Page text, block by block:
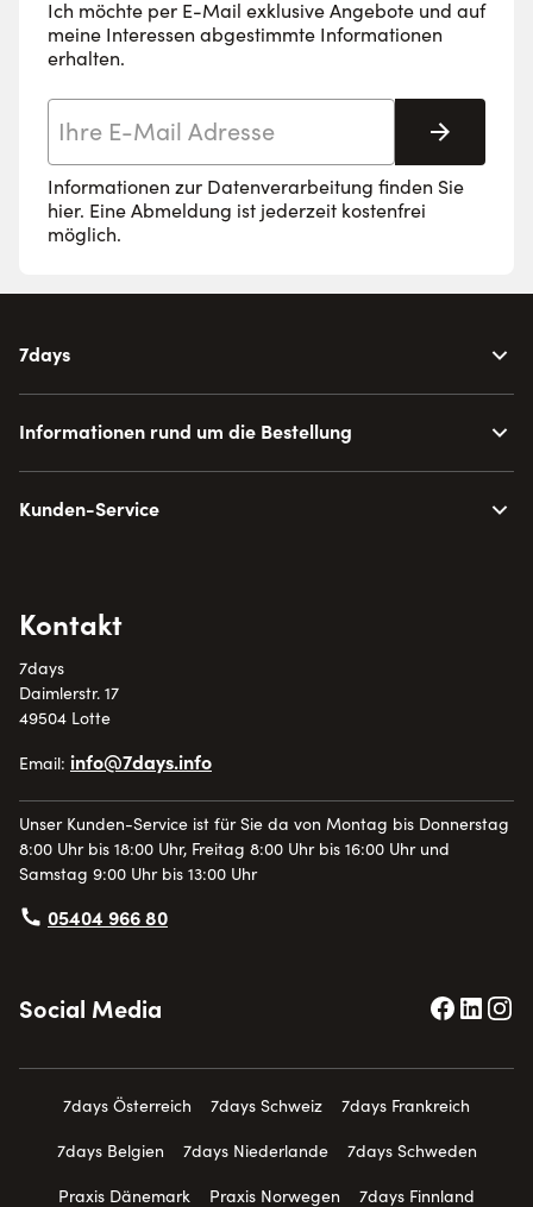
Ich möchte per E-Mail exklusive Angebote und auf
meine Interessen abgestimmte Informationen
erhalten.
Informationen zur Datenverarbeitung finden Sie
hier. Eine Abmeldung ist jederzeit kostenfrei
möglich.
7days
Informationen rund um die Bestellung
Kunden-Service
Kontakt
7days
Daimlerstr. 17
49504 Lotte
Email: info@7days.info
Unser Kunden-Service ist für Sie da von Montag bis Donnerstag
8:00 Uhr bis 18:00 Uhr, Freitag 8:00 Uhr bis 16:00 Uhr und
Samstag 9:00 Uhr bis 13:00 Uhr
05404 966 80
Social Media
7days Österreich 7days Schweiz
7days Frankreich
7days Belgien
7days Niederlande
7days Schweden
Praxis Dänemark
Praxis Norwegen 7days Finnland